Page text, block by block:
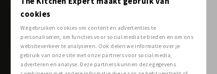
cookies
We gebruiken cookies om content en advertenties te
personaliseren, om functies voor social media te bieden en om ons
websiteverkeer te analyseren. Ook delen we informatie over je
gebruik van onze site met onze partners voor social media,
adverteren en analyse. Deze partners kunnen deze gegevens